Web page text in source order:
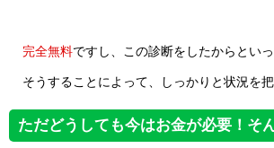
完全無料ですし、この診断をしたからとい
そうすることによって、しっかりと状況を
ただどうしても今はお金が必要！そ